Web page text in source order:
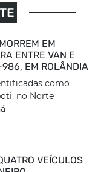
EM
ENTRE VAN E
EM ROLÂNDIA
como
no Norte
VEÍCULOS